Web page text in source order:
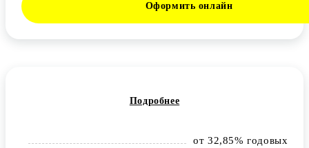
Оформить онлайн
Подробнее
от 32,85% годовых